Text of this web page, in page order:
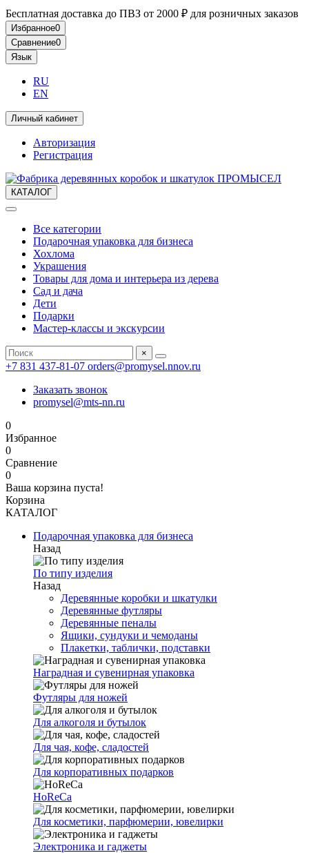
Бесплатная доставка до ПВЗ от 2000 ₽ для розничных заказов
Избранное0
Сравнение0
Язык
RU
EN
Личный кабинет
Авторизация
Регистрация
КАТАЛОГ
Все категории
Подарочная упаковка для бизнеса
Хохлома
Украшения
Товары для дома и интерьера из дерева
Сад и дача
Дети
Подарки
Мастер-классы и экскурсии
×
+7 831 437-81-07 orders@promysel.nnov.ru
Заказать звонок
promysel@mts-nn.ru
0
Избранное
0
Сравнение
0
Ваша корзина пуста!
Корзина
КАТАЛОГ
Подарочная упаковка для бизнеса
Назад
По типу изделия
Назад
Деревянные коробки и шкатулки
Деревянные футляры
Деревянные пеналы
Ящики, сундуки и чемоданы
Плакетки, таблички, подставки
Наградная и сувенирная упаковка
Футляры для ножей
Для алкоголя и бутылок
Для чая, кофе, сладостей
Для корпоративных подарков
HoReCa
Для косметики, парфюмерии, ювелирки
Электроника и гаджеты